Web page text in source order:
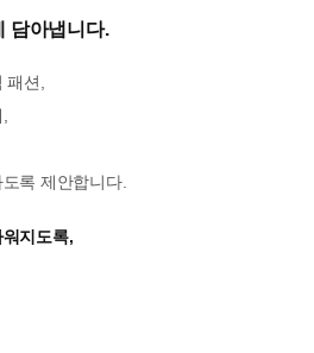
담아냅니다.
션,
록 제안합니다.
지도록,